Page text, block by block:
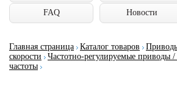
FAQ Новости
Главная страница Каталог товаров
скорости
Частотно-регулируемые приводы /
частоты